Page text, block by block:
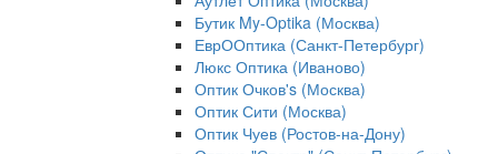
Бутик My-Optika (Москва)
ЕврООптика (Санкт-Петербург)
Люкс Оптика (Иваново)
Оптик Очков's (Москва)
Оптик Сити (Москва)
Оптик Чуев (Ростов-на-Дону)